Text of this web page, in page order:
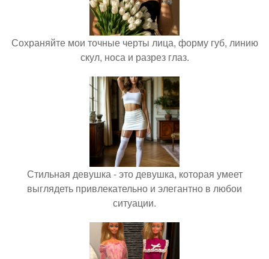
Сохраняйте мои точные черты лица, форму губ, линию
скул, носа и разрез глаз.
Стильная девушка - это девушка, которая умеет
выглядеть привлекательно и элегантно в любои
ситуации.